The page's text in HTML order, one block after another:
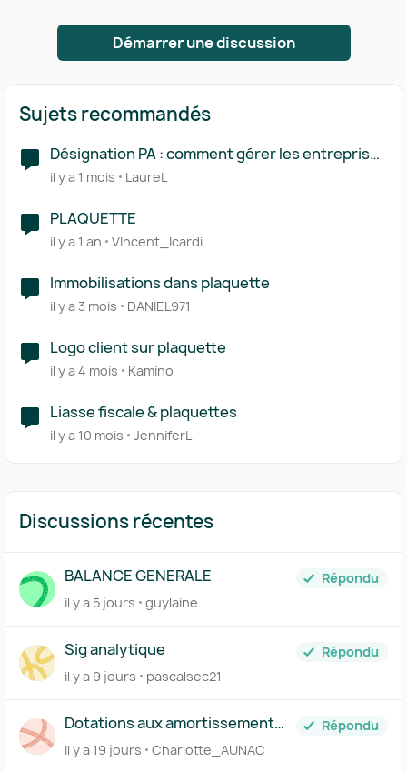
Démarrer une discussion
Sujets recommandés
Désignation PA : comment gérer les entreprises
multi-établissements (SIREN/SIRET) ?
il y a 1 mois LaureL
PLAQUETTE
il y a 1 an VIncent_Icardi
Immobilisations dans plaquette
il y a 3 mois DANIEL971
Logo client sur plaquette
il y a 4 mois Kamino
Liasse fiscale & plaquettes
il y a 10 mois JenniferL
Discussions récentes
BALANCE GENERALE
Répondu
il y a 5 jours
guylaine
Sig analytique
Répondu
il y a 9 jours
pascalsec21
Dotations aux amortissement
prévisionnelles
Répondu
il y a 19 jours
Charlotte_AUNAC